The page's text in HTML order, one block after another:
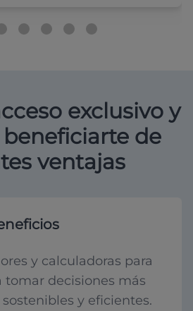
exclusivo y
de
ventajas
y calculadoras para
tomar decisiones más
y eficientes.